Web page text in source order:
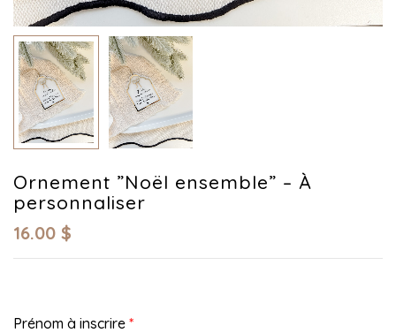
Ornement ”Noël ensemble” – À
personnaliser
16.00 $
Prénom à inscrire *